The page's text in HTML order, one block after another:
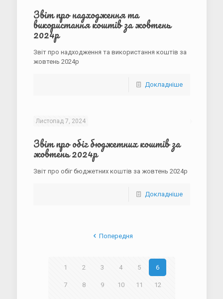
Звіт про надходження та
використання коштів за жовтень
2024р
Звіт про надходження та використання коштів за
жовтень 2024р
Докладніше
Листопад 7, 2024
Звіт про обіг бюджетних коштів за
жовтень 2024р
Звіт про обіг бюджетних коштів за жовтень 2024р
Докладніше
Попередня
1 2 3 4 5 6
7 8 9 10 11 12